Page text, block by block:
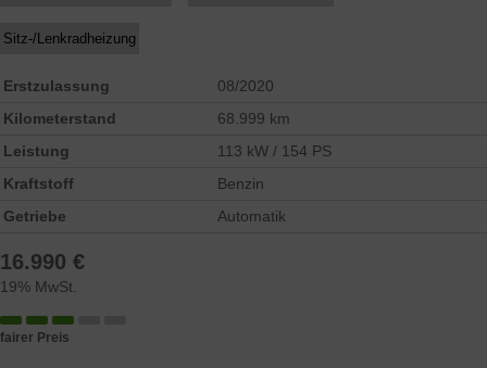
Sitz-/Lenkradheizung
Erstzulassung
08/2020
Kilometerstand
68.999 km
Leistung
113 kW / 154 PS
Kraftstoff
Benzin
Getriebe
Automatik
16.990 €
19% MwSt.
fairer Preis